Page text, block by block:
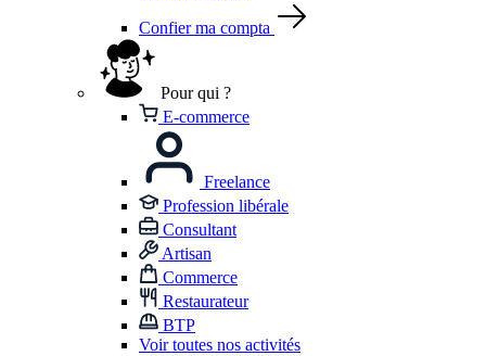
Confier ma compta
Pour qui ?
E-commerce
Freelance
Profession libérale
Consultant
Artisan
Commerce
Restaurateur
BTP
Voir toutes nos activités